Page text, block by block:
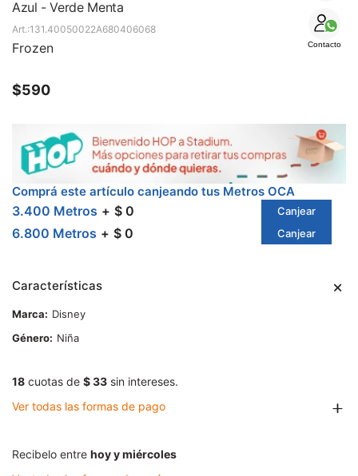
Azul - Verde Menta
Contacto
131.40050022A680406068
Frozen
$590
Comprá este artículo canjeando tus Metros OCA
3.400 Metros $ 0 Canjear
6.800 Metros $ 0 Canjear
Características
Marca
Disney
Género
Niña
18 cuotas de $ 33 sin intereses.
Ver todas las formas de pago
Recibelo entre hoy y miércoles